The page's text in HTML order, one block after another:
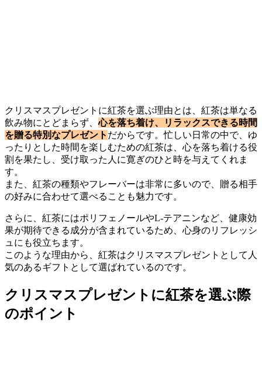
クリスマスプレゼントに紅茶を選ぶ理由とは、紅茶は単なる
飲み物にとどまらず、心を落ち着け、リラックスできる時間
を贈る特別なプレゼント だからです。忙しい日常の中で、ゆ
ったりとした時間を楽しむための紅茶は、心を落ち着ける役
割を果たし、受け取った人に寛ぎのひと時を与えてくれま
す。
また、紅茶の種類やフレーバーは非常に多いので、贈る相手
の好みに合わせて選べることも魅力です。
さらに、紅茶にはポリフェノールやL-テアニンなど、健康効
果が期待できる成分が含まれているため、心身のリフレッシ
ュにも役立ちます。
このような理由から、紅茶はクリスマスプレゼントとして人
気のあるギフトとして選ばれているのです。
クリスマスプレゼントに紅茶を選ぶ際
のポイント